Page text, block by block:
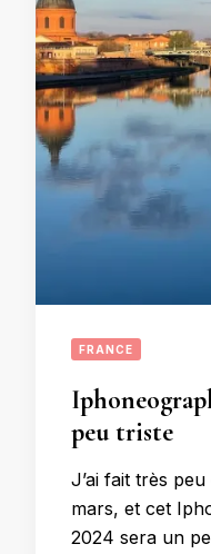
FRANCE
peu triste
J’ai fait très
mars, et cet
2024 sera un